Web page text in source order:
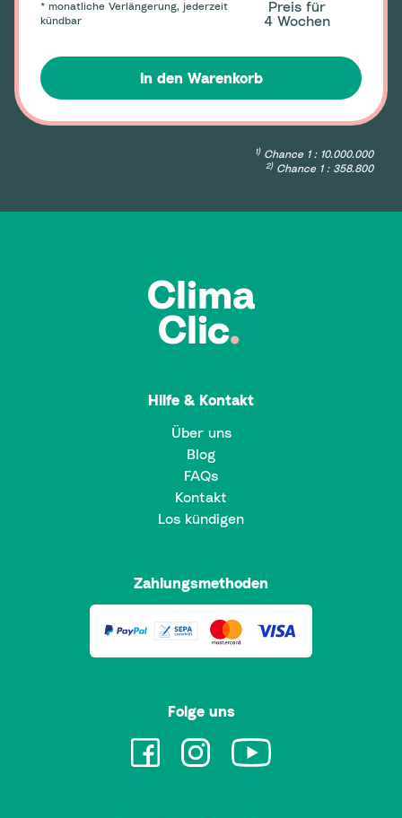
* monatliche Verlängerung, jederzeit
kündbar
Preis für
4 Wochen
In den Warenkorb
1)Chance 1 : 10.000.000
2)Chance 1 : 358.800
Clima
Clic.
Hilfe & Kontakt
Über uns
Blog
FAQs
Kontakt
Los kündigen
Zahlungsmethoden
Folge uns